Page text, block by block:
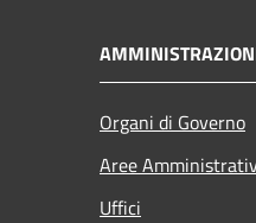
Organi di Governo
Aree
Uffici